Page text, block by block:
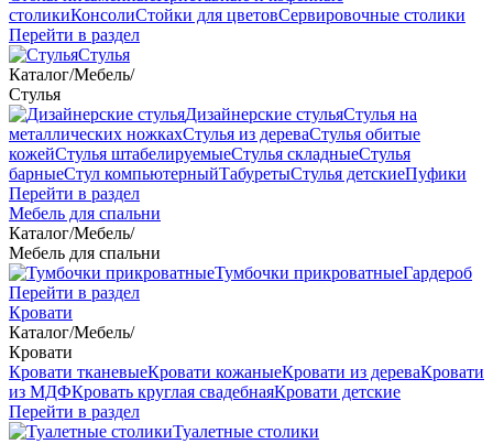
столикиКонсолиСтойки для цветовСервировочные столики
Перейти в раздел
Стулья
Каталог/Мебель/
Стулья
Дизайнерские стульяСтулья на
металлических ножкахСтулья из дереваСтулья обитые
кожейСтулья штабелируемыеСтулья складныеСтулья
барныеСтул компьютерныйТабуретыСтулья детскиеПуфики
Перейти в раздел
Мебель для спальни
Каталог/Мебель/
Мебель для спальни
Тумбочки прикроватныеГардероб
Перейти в раздел
Кровати
Каталог/Мебель/
Кровати
Кровати тканевыеКровати кожаныеКровати из дереваКровати
из МДФКровать круглая свадебнаяКровати детские
Перейти в раздел
Туалетные столики